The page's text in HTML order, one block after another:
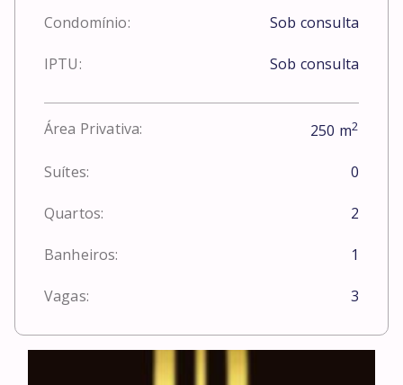
Condomínio: Sob consulta
IPTU: Sob consulta
Área Privativa: 250 m2
Suítes: 0
Quartos: 2
Banheiros: 1
Vagas: 3